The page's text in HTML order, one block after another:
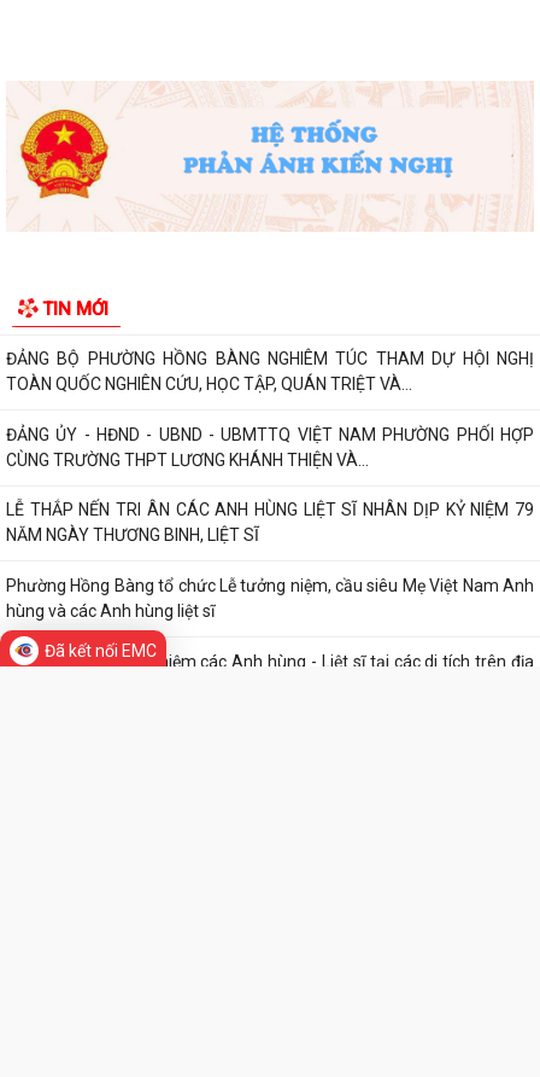
TIN MỚI
Phường Hồng Bàng tổng kết và trao giải Cuộc thi chính luận về bảo vệ
nền tảng tư tưởng của Đảng năm...
PHƯỜNG HỒNG BÀNG NÂNG CAO CHẤT LƯỢNG SINH HOẠT CHI BỘ TỪ
CƠ SỞ
kỹ năng phòng chống đuối nước...
Phường Hồng Bàng tập huấn kiến thức về an toàn thực phẩm cho các
cơ sở kinh doanh dịch vụ ăn uống,...
HỘI NGƯỜI CAO TUỔI PHƯỜNG HỒNG BÀNG TỔ CHỨC HỘI NGHỊ SƠ
KẾT CÔNG TÁC HỘI 6 THÁNG ĐẦU NĂM 2026
ĐẢNG BỘ PHƯỜNG HỒNG BÀNG NGHIÊM TÚC THAM DỰ HỘI NGHỊ
TOÀN QUỐC NGHIÊN CỨU, HỌC TẬP, QUÁN TRIỆT VÀ...
ĐẢNG ỦY - HĐND - UBND - UBMTTQ VIỆT NAM PHƯỜNG PHỐI HỢP
CÙNG TRƯỜNG THPT LƯƠNG KHÁNH THIỆN VÀ...
LỄ THẮP NẾN TRI ÂN CÁC ANH HÙNG LIỆT SĨ NHÂN DỊP KỶ NIỆM 79
Đã kết nối EMC